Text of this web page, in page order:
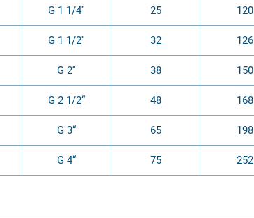
G 1 1/4'' 25 120
G 1 1/2'' 32 126
G 2'' 38 150
G 2 1/2“ 48 168
G 3“ 65 198
G 4“ 75 252